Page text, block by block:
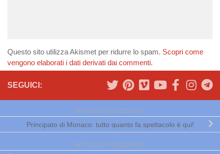
Questo sito utilizza Akismet per ridurre lo spam. Scopri come
vengono elaborati i dati derivati dai commenti.
SEGUICI:
ARTICOLO SUCCESSIVO
Principato di Monaco: tutto quanto fa spettacolo è qui!
ARTICOLO PRECEDENTE